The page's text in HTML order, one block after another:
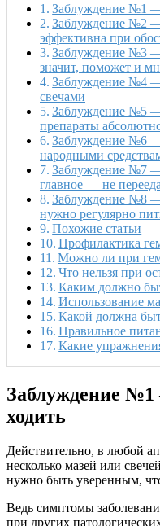
Заблуждение №1
Заблуждение №2
эффективна при
Заблуждение №3 —
значит, поможет и
Заблуждение №4 —
свечами
Заблуждение №5
препараты
Заблуждение №6
народными
Заблуждение №7
главное — не
Заблуждение №8 —
нужно регулярно
Похожие статьи
Профилактика
Можно ли при
Что нельзя при
Каким должно
Использование
Какой должна
Правильное
Какие
Заблуждение
ходить
Действительно, в любой
несколько мазей или
нужно быть уверенным,
Ведь симптомы
при других